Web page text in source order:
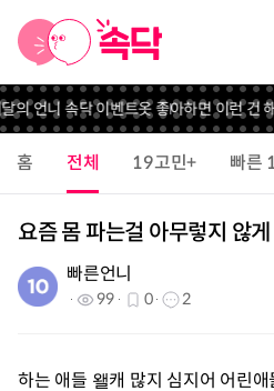
의 언니 속닥 이벤트옷 좋아하면 이런 건
홈 전체 19고민+ 빠른
요즘 몸 파는걸 아무렇지 않게
빠른언니
99 0 2
하는 애들 왤캐 많지 심지어 어린애